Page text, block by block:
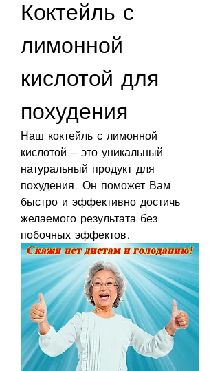
Коктейль с
лимонной
кислотой для
похудения
Наш коктейль с лимонной
кислотой – это уникальный
натуральный продукт для
похудения. Он поможет Вам
быстро и эффективно достичь
желаемого результата без
побочных эффектов.